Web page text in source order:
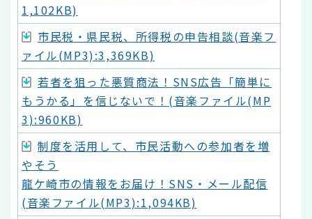
1,102KB)
市民税・県民税、所得税の申告相談(音楽フ
ァイル(MP3):3,369KB)
若者を狙った悪質商法！SNS広告「簡単に
もうかる」を信じないで！(音楽ファイル(MP
3):960KB)
制度を活用して、市民活動への参加者を増
やそう
龍ケ崎市の情報をお届け！SNS・メール配信
(音楽ファイル(MP3):1,094KB)